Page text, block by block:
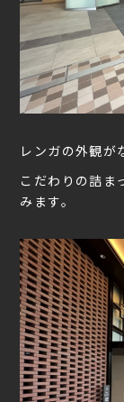
レンガの外観が
こだわりの詰ま
みます。